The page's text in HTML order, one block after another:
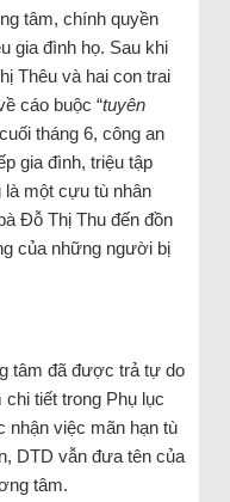
tâm, chính quyền
gia đình họ. Sau khi
Thêu và hai con trai
cáo buộc “tuyên
tháng 6, công an
gia đình, triệu tập
là một cựu tù nhân
Đỗ Thị Thu đến đồn
của những người bị
tâm đã được trả tự do
tiết trong Phụ lục
nhận việc mãn hạn tù
DTD vẫn đưa tên của
tâm.